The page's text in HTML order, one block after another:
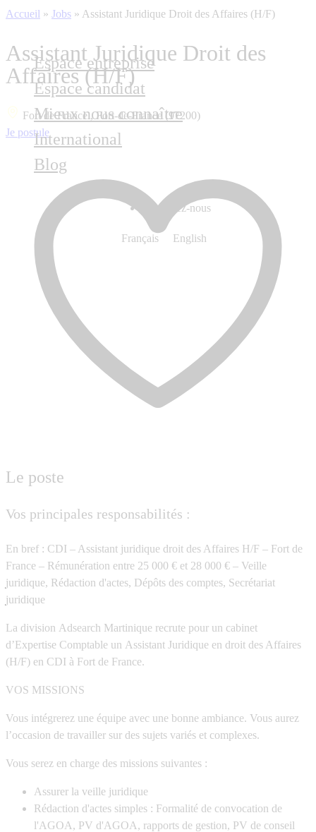
Espace entreprise
Espace candidat
Mieux nous connaître
International
Blog
Contactez-nous
Français English
Accueil » Jobs » Assistant Juridique Droit des Affaires (H/F)
Assistant Juridique Droit des
Affaires (H/F)
Fort de France , Fort-de-France (97200)
Je postule
Le poste
Vos principales responsabilités :
En bref : CDI – Assistant juridique droit des Affaires H/F – Fort de
France – Rémunération entre 25 000 € et 28 000 € – Veille
juridique, Rédaction d'actes, Dépôts des comptes, Secrétariat
juridique
La division Adsearch Martinique recrute pour un cabinet
d’Expertise Comptable un Assistant Juridique en droit des Affaires
(H/F) en CDI à Fort de France.
VOS MISSIONS
Vous intégrerez une équipe avec une bonne ambiance. Vous aurez
l’occasion de travailler sur des sujets variés et complexes.
Vous serez en charge des missions suivantes :
Assurer la veille juridique
Rédaction d'actes simples : Formalité de convocation de
l'AGOA, PV d'AGOA, rapports de gestion, PV de conseil